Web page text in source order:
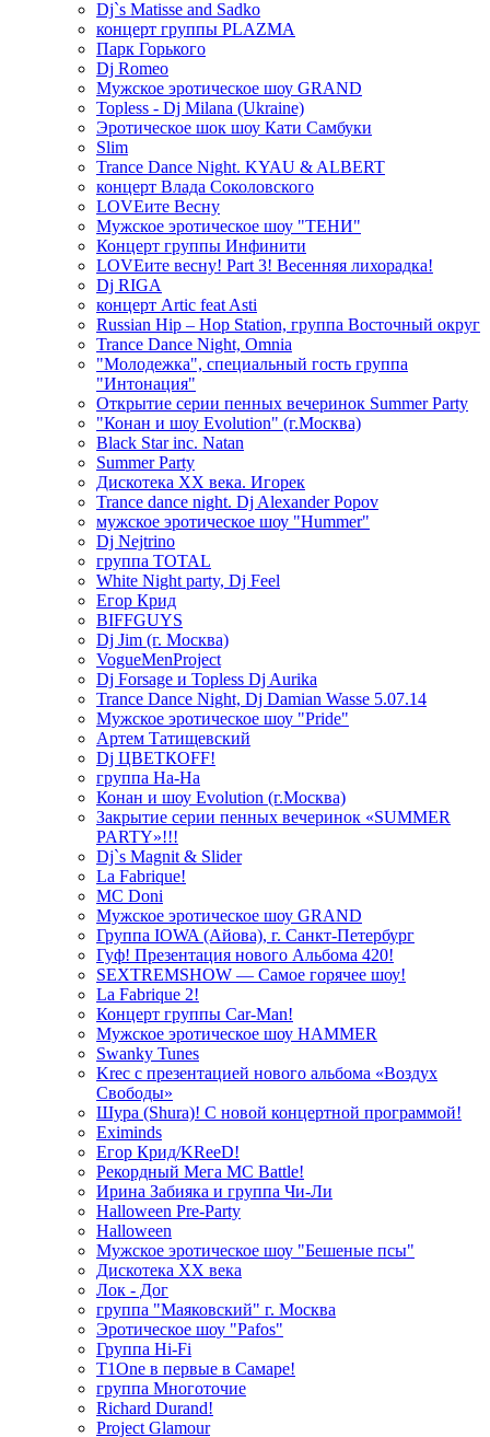
Dj`s Matisse and Sadko
концерт группы PLAZMA
Парк Горького
Dj Romeo
Мужское эротическое шоу GRAND
Topless - Dj Milana (Ukraine)
Эротическое шок шоу Кати Самбуки
Slim
Trance Dance Night. KYAU & ALBERT
концерт Влада Соколовского
LOVEите Весну
Мужское эротическое шоу "ТЕНИ"
Концерт группы Инфинити
LOVEите весну! Part 3! Весенняя лихорадка!
Dj RIGA
концерт Artic feat Asti
Russian Hip – Hop Station, группа Восточный округ
Trance Dance Night, Omnia
"Молодежка", специальный гость группа
"Интонация"
Открытие серии пенных вечеринок Summer Party
"Конан и шоу Evolution" (г.Москва)
Black Star inc. Natan
Summer Party
Дискотека ХХ века. Игорек
Trance dance night. Dj Alexander Popov
мужское эротическое шоу "Hummer"
Dj Nejtrino
группа TOTAL
White Night party, Dj Feel
Егор Крид
BIFFGUYS
Dj Jim (г. Москва)
VogueMenProject
Dj Forsage и Topless Dj Aurika
Trance Dance Night, Dj Damian Wasse 5.07.14
Мужское эротическое шоу "Pride"
Артем Татищевский
Dj ЦВЕТКOFF!
группа На-На
Конан и шоу Evolution (г.Москва)
Закрытие серии пенных вечеринок «SUMMER
PARTY»!!!
Dj`s Magnit & Slider
La Fabrique!
MC Doni
Мужское эротическое шоу GRAND
Группа IOWA (Айова), г. Санкт-Петербург
Гуф! Презентация нового Альбома 420!
SEXTREMSHOW — Самое горячее шоу!
La Fabrique 2!
Концерт группы Car-Man!
Мужское эротическое шоу HAMMER
Swanky Tunes
Krec с презентацией нового альбома «Воздух
Свободы»
Шура (Shura)! С новой концертной программой!
Eximinds
Егор Крид/KReeD!
Рекордный Мега МС Battle!
Ирина Забияка и группа Чи-Ли
Halloween Pre-Party
Halloween
Мужское эротическое шоу "Бешеные псы"
Дискотека ХХ века
Лок - Дог
группа "Маяковский" г. Москва
Эротическое шоу "Pafos"
Группа Hi-Fi
T1One в первые в Самаре!
группа Многоточие
Richard Durand!
Project Glamour